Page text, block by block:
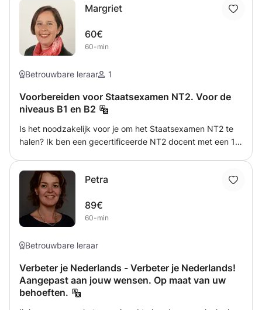
Margriet
60€
60-min
Betrouwbare leraar 1
Voorbereiden voor Staatsexamen NT2. Voor de
niveaus B1 en B2
Is het noodzakelijk voor je om het Staatsexamen NT2 te
halen? Ik ben een gecertificeerde NT2 docent met een 1e
wat je precies nodig hebt. Misschien is dat uitspraak,
woordkennis of grammatica. We focussen op wat jij als
individuele cursist nodig hebt om het examen te behalen.
Petra
89€
60-min
Betrouwbare leraar
Verbeter je Nederlands - Verbeter je Nederlands!
Aangepast aan jouw wensen. Op maat van uw
behoeften.